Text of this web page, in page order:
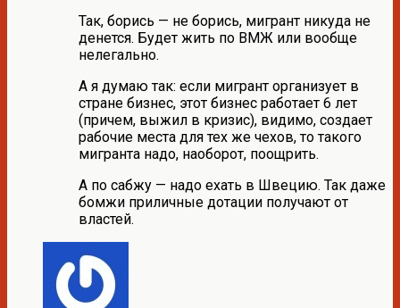
Так, борись — не борись, мигрант никуда не
денется. Будет жить по ВМЖ или вообще
нелегально.
А я думаю так: если мигрант организует в
стране бизнес, этот бизнес работает 6 лет
(причем, выжил в кризис), видимо, создает
рабочие места для тех же чехов, то такого
мигранта надо, наоборот, поощрить.
А по сабжу — надо ехать в Швецию. Так даже
бомжи приличные дотации получают от
властей.